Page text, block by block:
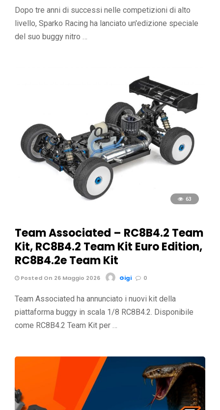
Dopo tre anni di successi nelle competizioni di alto
livello, Sparko Racing ha lanciato un'edizione speciale
del suo buggy nitro …
63
Team Associated – RC8B4.2 Team
Kit, RC8B4.2 Team Kit Euro Edition,
RC8B4.2e Team Kit
Posted On 26 Maggio 2026 Gigi 0
Team Associated ha annunciato i nuovi kit della
piattaforma buggy in scala 1/8 RC8B4.2. Disponibile
come RC8B4.2 Team Kit per …